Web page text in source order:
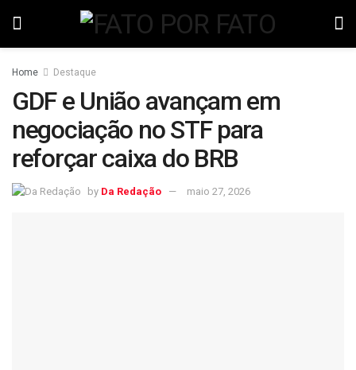
Home Destaque
GDF e União avançam em
negociação no STF para
reforçar caixa do BRB
by Da Redação maio 27, 2026